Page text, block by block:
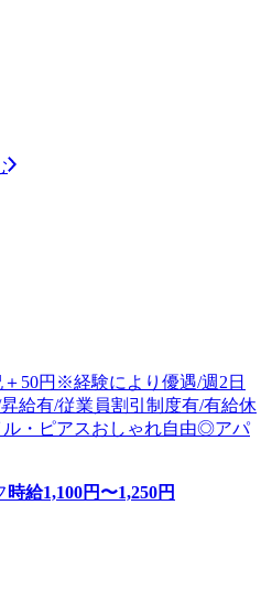
＋50円※経験により優遇/週2日
給有/従業員割引制度有/有給休
・ピアスおしゃれ自由◎アパ
時給1,100円〜1,250円